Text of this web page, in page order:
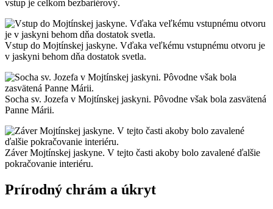
vstup je celkom bezbariérový.
Vstup do Mojtínskej jaskyne. Vďaka veľkému vstupnému otvoru je
v jaskyni behom dňa dostatok svetla.
Socha sv. Jozefa v Mojtínskej jaskyni. Pôvodne však bola zasvätená
Panne Márii.
Záver Mojtínskej jaskyne. V tejto časti akoby bolo zavalené ďalšie
pokračovanie interiéru.
Prírodný chrám a úkryt